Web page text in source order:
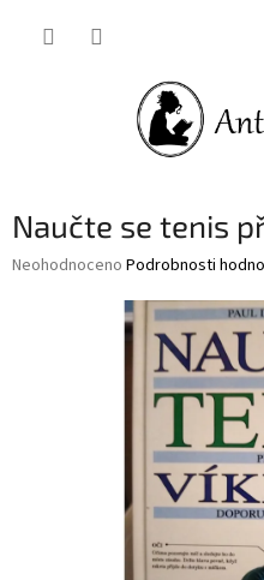
Naučte se tenis
Průměrné
Neohodnoceno Podrobnosti